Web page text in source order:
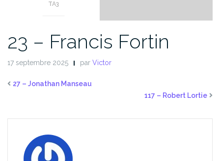
TA3
23 – Francis Fortin
17 septembre 2025 par Victor
27 – Jonathan Manseau
117 – Robert Lortie